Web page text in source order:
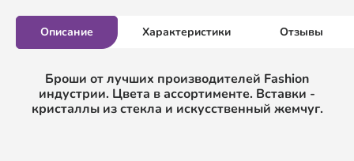
Описание Характеристики Отзывы
Броши от лучших производителей Fashion
индустрии. Цвета в ассортименте. Вставки -
кристаллы из стекла и искусственный жемчуг.